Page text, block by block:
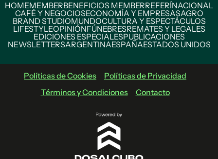
HOMEMEMBERBENEFICIOS MEMBERREFERÍNACIONAL
CAFÉ Y NEGOCIOSECONOMÍA Y EMPRESASAGRO
BRAND STUDIOMUNDOCULTURA Y ESPECTÁCULOS
LIFESTYLEOPINIÓNFÚNEBRESREMATES Y LEGALES
EDICIONES ESPECIALESPUBLICACIONES
NEWSLETTERSARGENTINAESPAÑAESTADOS UNIDOS
Políticas de Cookies
Políticas de Privacidad
Términos y Condiciones
Contacto